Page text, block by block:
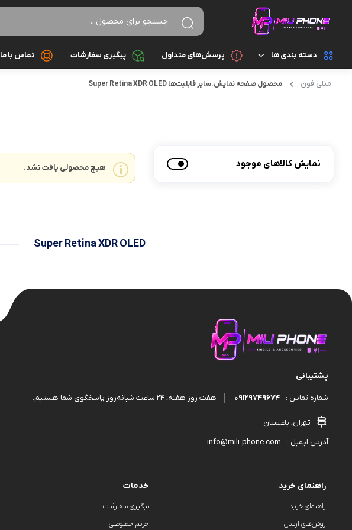
دسته بندی ها
تجهیزات جانبی
تبدیل و رابط
پرسش‌های متداول پیگیری سفارشات تماس با ما
میلی فون محصول صفحه نمايش.ساير قابليت‌هاSuper Retina XDR OLED
نمایش کالاهای موجود هیچ محصولی یافت نشد.
Super Retina XDR OLED
پشتیبانی
شماره تماس : 09129749674 هفت روز هفته، ۲۴ ساعت شبانه‌روز پاسخگوی شما هستیم.
تهران، باغستان
آدرس ایمیل :
info@mili-phone.com
راهنمای خرید
راهنمای خرید
روش‌های ارسال
خدمات
پیگیری سفارشات
حریم خصوصی